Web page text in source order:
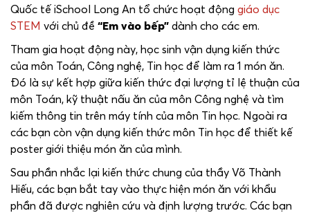
Quốc tế iSchool Long An tổ chức hoạt động giáo dục
STEM với chủ đề “Em vào bếp” dành cho các em.
Tham gia hoạt động này, học sinh vận dụng kiến thức
của môn Toán, Công nghệ, Tin học để làm ra 1 món ăn.
Đó là sự kết hợp giữa kiến thức đại lượng tỉ lệ thuận của
môn Toán, kỹ thuật nấu ăn của môn Công nghệ và tìm
kiếm thông tin trên máy tính của môn Tin học. Ngoài ra
các bạn còn vận dụng kiến thức môn Tin học để thiết kế
poster giới thiệu món ăn của mình.
Sau phần nhắc lại kiến thức chung của thầy Võ Thành
Hiếu, các bạn bắt tay vào thực hiện món ăn với khẩu
phần đã được nghiên cứu và định lượng trước. Các bạn